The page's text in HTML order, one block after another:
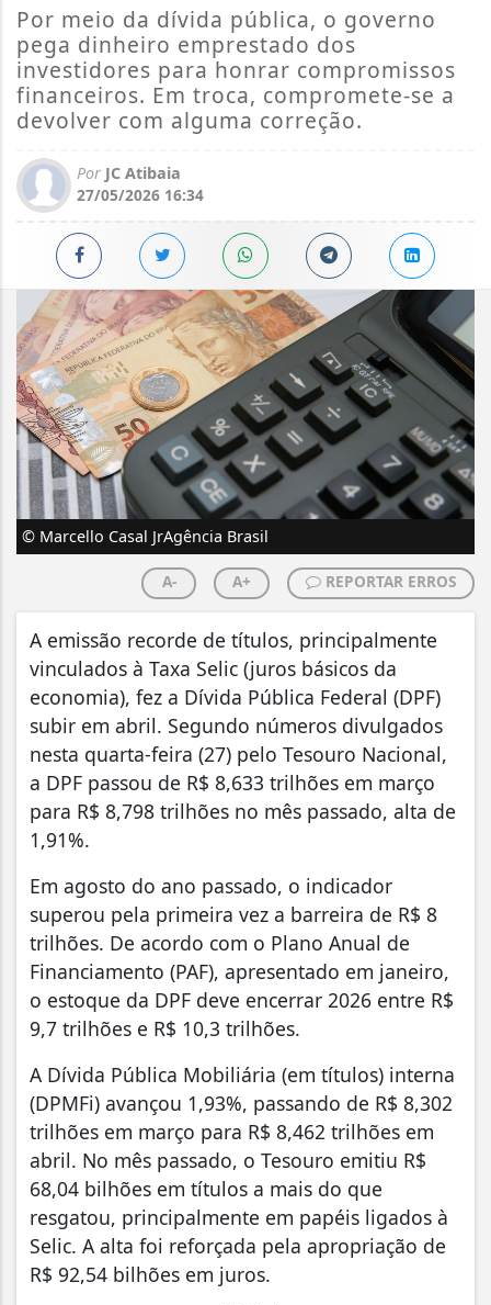
Por meio da dívida pública, o governo
pega dinheiro emprestado dos
investidores para honrar compromissos
financeiros. Em troca, compromete-se a
devolver com alguma correção.
Por JC Atibaia
27/05/2026 16:34
© Marcello Casal JrAgência Brasil
A- A+ REPORTAR ERROS
A emissão recorde de títulos, principalmente
vinculados à Taxa Selic (juros básicos da
economia), fez a Dívida Pública Federal (DPF)
subir em abril. Segundo números divulgados
nesta quarta-feira (27) pelo Tesouro Nacional,
a DPF passou de R$ 8,633 trilhões em março
para R$ 8,798 trilhões no mês passado, alta de
1,91%.
Em agosto do ano passado, o indicador
superou pela primeira vez a barreira de R$ 8
trilhões. De acordo com o Plano Anual de
Financiamento (PAF), apresentado em janeiro,
o estoque da DPF deve encerrar 2026 entre R$
9,7 trilhões e R$ 10,3 trilhões.
A Dívida Pública Mobiliária (em títulos) interna
(DPMFi) avançou 1,93%, passando de R$ 8,302
trilhões em março para R$ 8,462 trilhões em
abril. No mês passado, o Tesouro emitiu R$
68,04 bilhões em títulos a mais do que
resgatou, principalmente em papéis ligados à
Selic. A alta foi reforçada pela apropriação de
R$ 92,54 bilhões em juros.